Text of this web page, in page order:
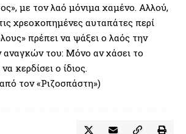
με τον λαό μόνιμα χαμένο. Αλλού,
χρεοκοπημένες αυταπάτες περί
πρέπει να ψάξει ο λαός την
αναγκών του: Μόνο αν χάσει το
κερδίσει ο ίδιος.
τον «Ριζοσπάστη»)